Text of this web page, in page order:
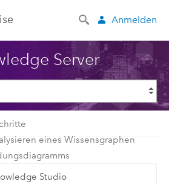
Anmelden
Server
eines Wissensgraphen
Studio